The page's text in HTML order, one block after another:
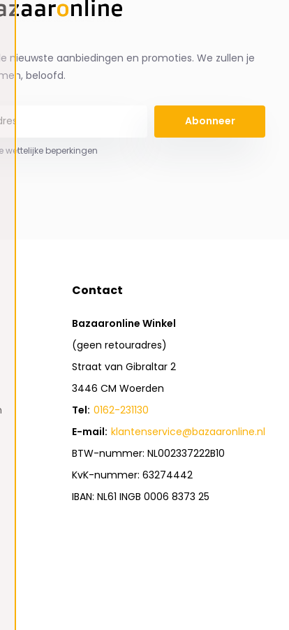
nieuwste aanbiedingen en promoties. We zullen je
beloofd.
Abonneer
wettelijke beperkingen
Contact
Bazaaronline Winkel
(geen retouradres)
Straat van Gibraltar 2
3446 CM Woerden
Tel: 0162-231130
E-mail: klantenservice@bazaaronline.nl
BTW-nummer: NL002337222B10
KvK-nummer: 63274442
IBAN: NL61 INGB 0006 8373 25